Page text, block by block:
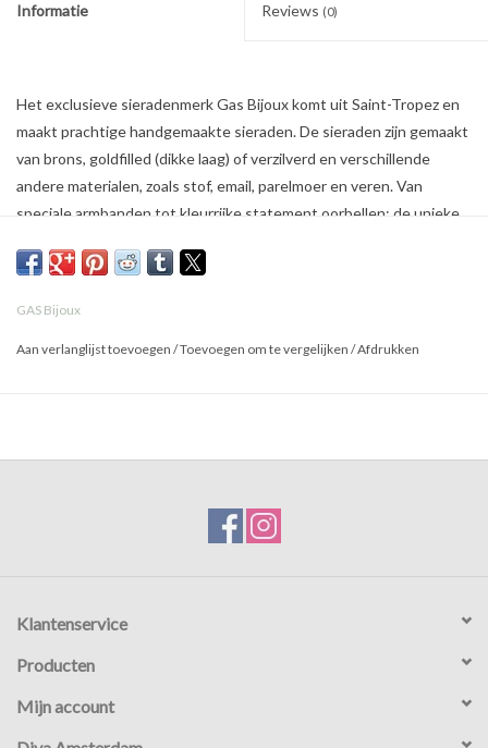
Informatie Reviews (0)
Het exclusieve sieradenmerk Gas Bijoux komt uit Saint-Tropez en
maakt prachtige handgemaakte sieraden. De sieraden zijn gemaakt
van brons, goldfilled (dikke laag) of verzilverd en verschillende
andere materialen, zoals stof, email, parelmoer en veren. Van
speciale armbanden tot kleurrijke statement oorbellen: de unieke
GAS Bijoux
Aan verlanglijst toevoegen /Toevoegen om te vergelijken /Afdrukken
Klantenservice
Producten
Mijn account